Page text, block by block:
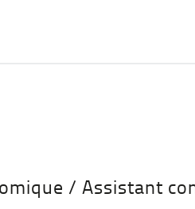
/ Assistant